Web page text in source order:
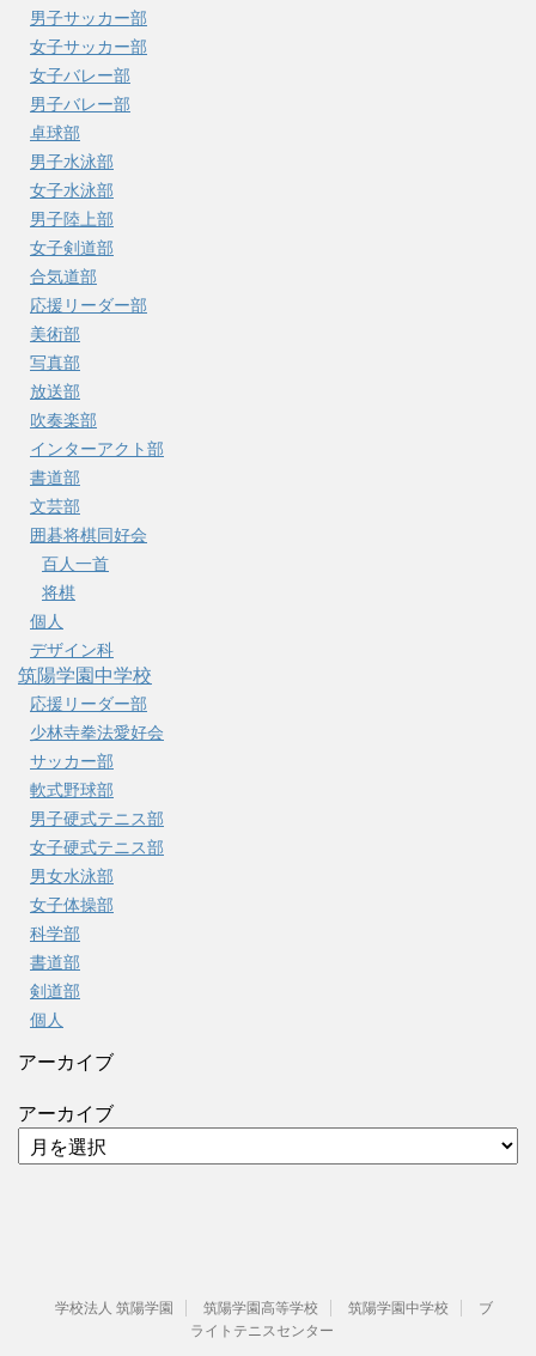
男子サッカー部
女子サッカー部
女子バレー部
男子バレー部
卓球部
男子水泳部
女子水泳部
男子陸上部
女子剣道部
合気道部
応援リーダー部
美術部
写真部
放送部
吹奏楽部
インターアクト部
書道部
文芸部
囲碁将棋同好会
百人一首
将棋
個人
デザイン科
筑陽学園中学校
応援リーダー部
少林寺拳法愛好会
サッカー部
軟式野球部
男子硬式テニス部
女子硬式テニス部
男女水泳部
女子体操部
科学部
書道部
剣道部
個人
アーカイブ
アーカイブ
学校法人 筑陽学園 筑陽学園高等学校 筑陽学園中学校
ブ
ライトテニスセンター